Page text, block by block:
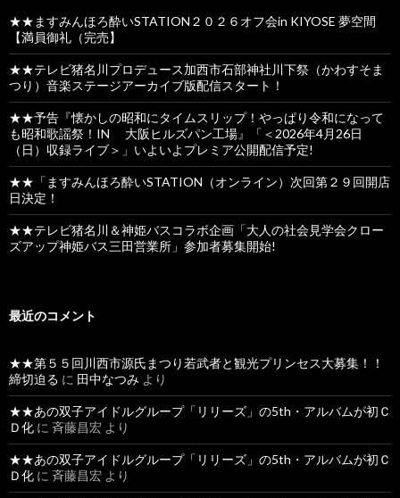
★★ますみんほろ酔いSTATION２０２６オフ会in KIYOSE 夢空間
【満員御礼（完売】
★★テレビ猪名川プロデュース加西市石部神社川下祭（かわすそま
つり）音楽ステージアーカイブ版配信スタート！
★★予告『懐かしの昭和にタイムスリップ！やっぱり令和になって
も昭和歌謡祭！IN 大阪ヒルズパン工場』「＜2026年4月26日
（日）収録ライブ＞」いよいよプレミア公開配信予定!
★★「ますみんほろ酔いSTATION（オンライン）次回第２９回開店
日決定！
★★テレビ猪名川＆神姫バスコラボ企画「大人の社会見学会クロー
ズアップ神姫バス三田営業所」参加者募集開始!
最近のコメント
★★第５５回川西市源氏まつり若武者と観光プリンセス大募集！！
締切迫る に 田中なつみ より
★★あの双子アイドルグループ「リリーズ」の5th・アルバムが初Ｃ
Ｄ化 に 斉藤昌宏 より
★★あの双子アイドルグループ「リリーズ」の5th・アルバムが初Ｃ
Ｄ化 に 斉藤昌宏 より